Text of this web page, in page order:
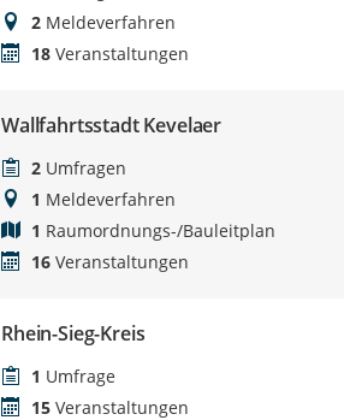
2 Meldeverfahren
18 Veranstaltungen
Wallfahrtsstadt Kevelaer
2 Umfragen
1 Meldeverfahren
1 Raumordnungs-/Bauleitplan
16 Veranstaltungen
Rhein-Sieg-Kreis
1 Umfrage
15 Veranstaltungen